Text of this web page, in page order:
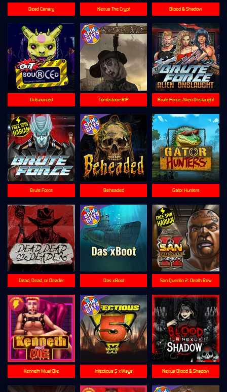
Nexus Blood & Shadow
Dead, Dead, or Deader
Brute Force
San Quentin 2: Death Row
Blood & Shadow
Outsourced
Beheaded
Brute Force: Alien Onslaught
Nexus The Crypt
Gator Hunters
Kenneth Must Die
Tombstone RIP
Das xBoot
Infectious 5 xWays
Dead Canary